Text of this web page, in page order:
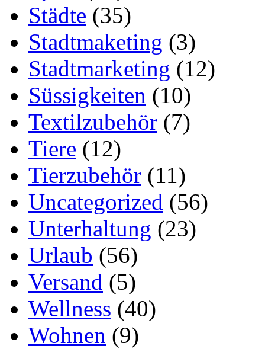
Städte (35)
Stadtmaketing (3)
Stadtmarketing (12)
Süssigkeiten (10)
Textilzubehör (7)
Tiere (12)
Tierzubehör (11)
Uncategorized (56)
Unterhaltung (23)
Urlaub (56)
Versand (5)
Wellness (40)
Wohnen (9)